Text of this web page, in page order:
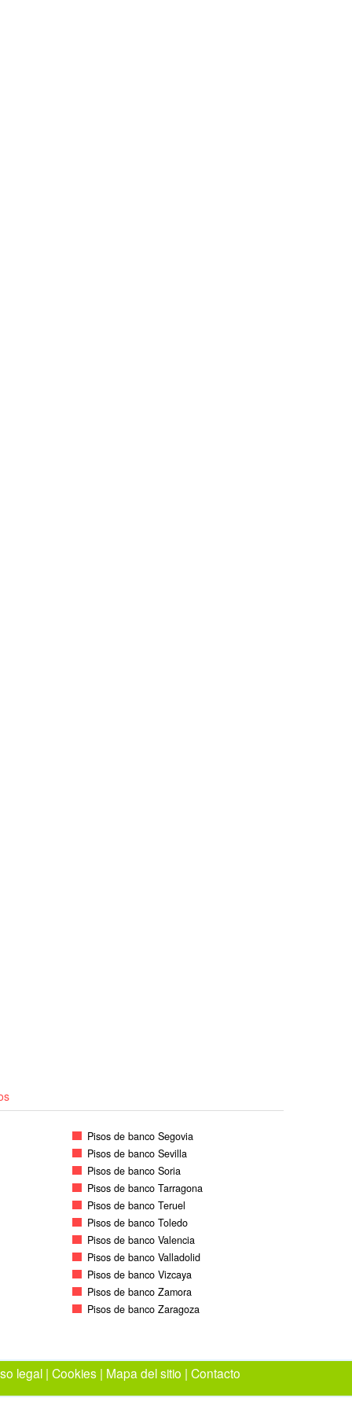
Pisos de banco Segovia
Pisos de banco Sevilla
Pisos de banco Soria
Pisos de banco Tarragona
Pisos de banco Teruel
Pisos de banco Toledo
Pisos de banco Valencia
Pisos de banco Valladolid
Pisos de banco Vizcaya
Pisos de banco Zamora
Pisos de banco Zaragoza
legal| Cookies| Mapa del sitio | Contacto